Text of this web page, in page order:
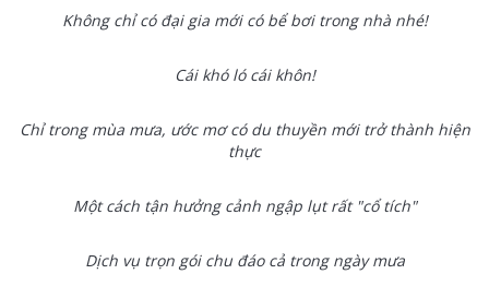
Không chỉ có đại gia mới có bể bơi trong nhà nhé!
Cái khó ló cái khôn!
Chỉ trong mùa mưa, ước mơ có du thuyền mới trở thành hiện
thực
Một cách tận hưởng cảnh ngập lụt rất "cổ tích"
Dịch vụ trọn gói chu đáo cả trong ngày mưa